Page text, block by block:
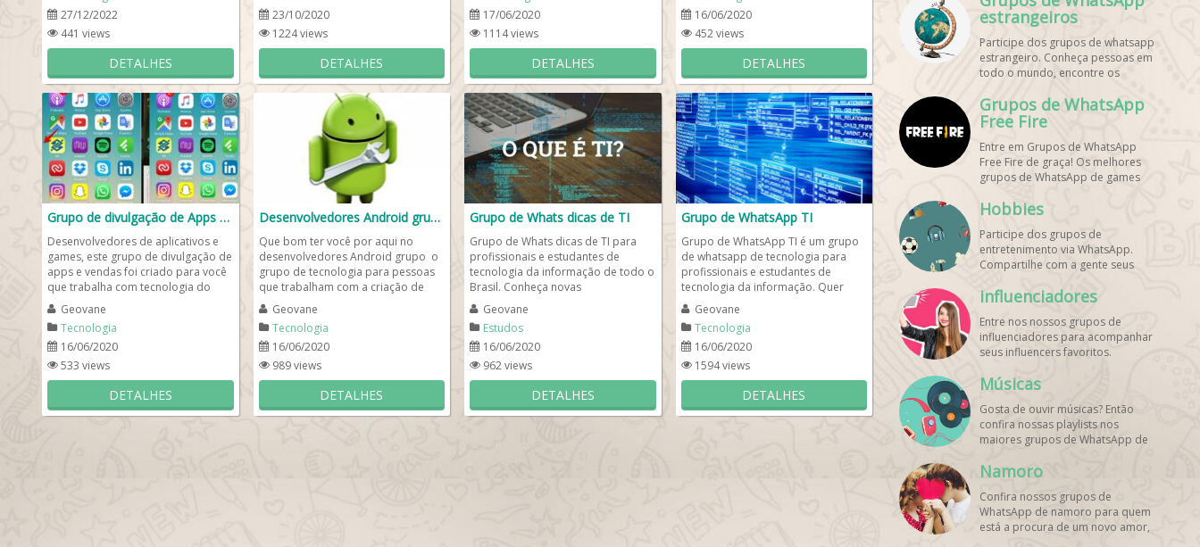
27/12/2022
441 views
DETALHES
23/10/2020
1224 views
DETALHES
17/06/2020
1114 views
DETALHES
16/06/2020
452 views
DETALHES
Grupo de divulgação de Apps 📲🤳🏽
Desenvolvedores de aplicativos e
games, este grupo de divulgação de
apps e vendas foi criado para você
que trabalha com tecnologia do
desenvolvimento....
Geovane
Tecnologia
16/06/2020
533 views
DETALHES
Desenvolvedores Android grupo 📲
Que bom ter você por aqui no
desenvolvedores Android grupo o
grupo de tecnologia para pessoas
que trabalham com a criação de
aplicações Android e IOS,...
Geovane
Tecnologia
16/06/2020
989 views
DETALHES
Grupo de Whats dicas de TI
Grupo de Whats dicas de TI para
profissionais e estudantes de
tecnologia da informação de todo o
Brasil. Conheça novas
oportunidades nesta incrível...
Geovane
Estudos
16/06/2020
962 views
DETALHES
Grupo de WhatsApp TI
Grupo de WhatsApp TI é um grupo
de whatsapp de tecnologia para
profissionais e estudantes de
tecnologia da informação. Quer
saber como cuidar bem do seu...
Geovane
Tecnologia
16/06/2020
1594 views
DETALHES
Encontre aqui os melhores grupos
de WhatsApp e bombe seu perfil!
estrangeiros
Participe dos grupos de whatsapp
estrangeiro. Conheça pessoas em
todo o mundo, encontre os
Encontre esses e mais grupos de
WhatsApp de graça!
Grupos de WhatsApp
Free Fire
Entre em Grupos de WhatsApp
Free Fire de graça! Os melhores
grupos de WhatsApp de games
grupos de whats e faça novos
Hobbies
Participe dos grupos de
entretenimento via WhatsApp.
Compartilhe com a gente seus
os melhores grupos de WhatsApp,
influenciadores
Entre nos nossos grupos de
influenciadores para acompanhar
seus influencers favoritos.
em todo o Brasil e o mundo!
seus seguidores!
Músicas
Gosta de ouvir músicas? Então
confira nossas playlists nos
maiores grupos de WhatsApp de
melhores grupos de WhatsApp é
Namoro
Confira nossos grupos de
WhatsApp de namoro para quem
está a procura de um novo amor,